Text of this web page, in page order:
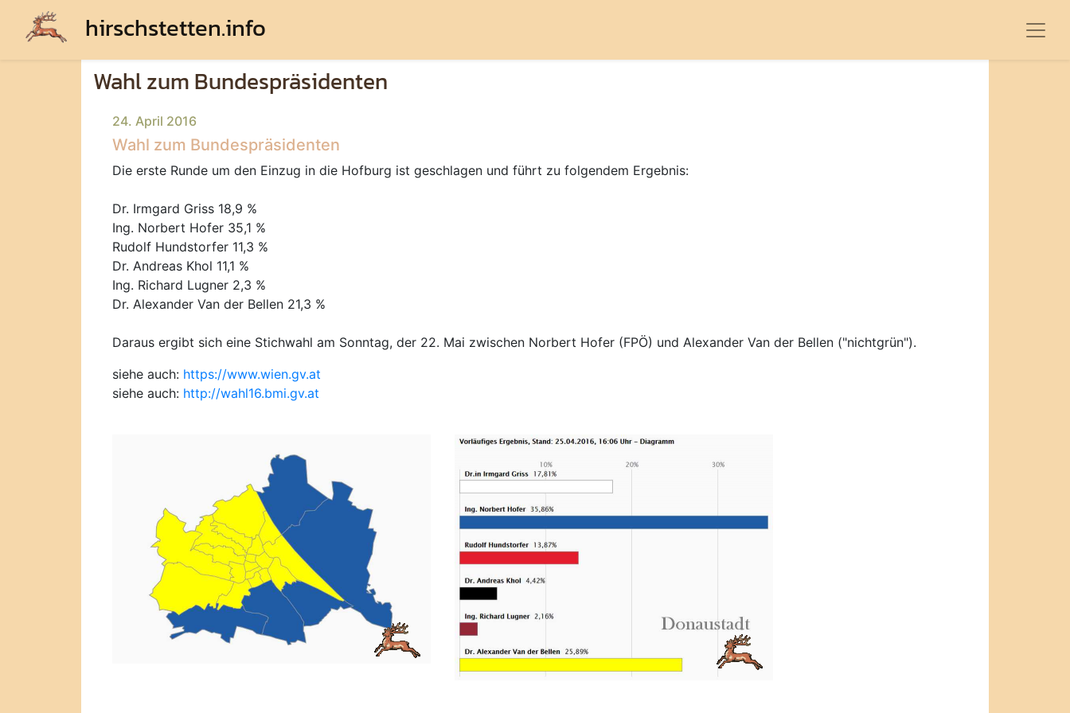
hirschstetten.info
Wahl zum Bundespräsidenten
24. April 2016
Wahl zum Bundespräsidenten
Die erste Runde um den Einzug in die Hofburg ist geschlagen und führt zu folgendem Ergebnis:
Dr. Irmgard Griss 18,9 %
Ing. Norbert Hofer 35,1 %
Rudolf Hundstorfer 11,3 %
Dr. Andreas Khol 11,1 %
Ing. Richard Lugner 2,3 %
Dr. Alexander Van der Bellen 21,3 %
Daraus ergibt sich eine Stichwahl am Sonntag, der 22. Mai zwischen Norbert Hofer (FPÖ) und Alexander Van der Bellen ("nichtgrün").
siehe auch: https://www.wien.gv.at
siehe auch: http://wahl16.bmi.gv.at